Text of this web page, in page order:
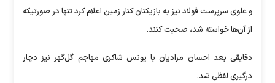
و علوی سرپرست فولاد نیز به بازیکنان کنار زمین اعلام کرد تنها در صورتیکه
از آن‌ها خواسته شد، صحبت کنند.
دقایقی بعد احسان مرادیان با یونس شاکری مهاجم گل‌گهر نیز دچار
درگیری لفظی شد.